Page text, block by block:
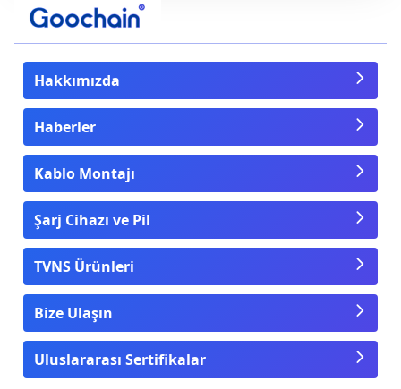
Hakkımızda
Haberler
Kablo Montajı
Şarj Cihazı ve Pil
TVNS Ürünleri
Bize Ulaşın
Uluslararası Sertifikalar